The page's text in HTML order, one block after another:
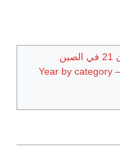
Year by category